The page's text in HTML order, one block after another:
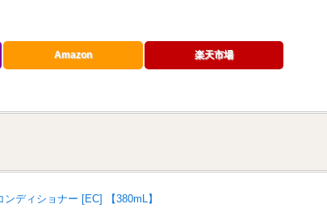
Amazon 楽天市場
ディショナー [EC] 【380mL】